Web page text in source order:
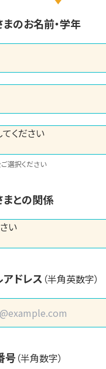
まのお名前・学年
選択ください
まとの関係
アドレス （半角英数字）
号 （半角数字）